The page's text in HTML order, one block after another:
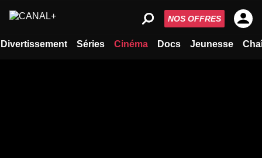
Divertissement Séries Cinéma Docs Jeunesse
NOS OFFRES